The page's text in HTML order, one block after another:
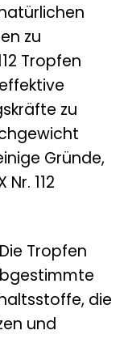
zu
Tropfen
zu
Gründe,
Nr. 112
Tropfen
die
und